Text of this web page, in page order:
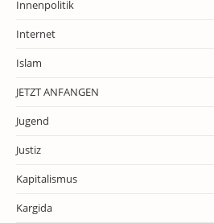
Innenpolitik
Internet
Islam
JETZT ANFANGEN
Jugend
Justiz
Kapitalismus
Kargida